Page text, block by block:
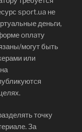
sport.ua не
деньги,
oплaту
могут быть
или
точку
За